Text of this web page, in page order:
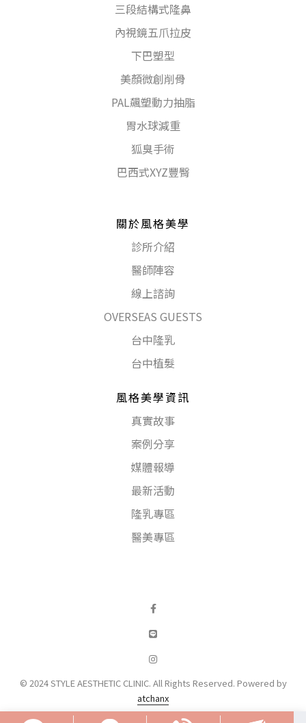
三段結構式隆鼻
內視鏡五爪拉皮
下巴塑型
美顏微創削骨
PAL飆塑動力抽脂
胃水球減重
狐臭手術
巴西式XYZ豐臀
關於風格美學
診所介紹
醫師陣容
線上諮詢
OVERSEAS GUESTS
台中隆乳
台中植髮
風格美學資訊
真實故事
案例分享
媒體報導
最新活動
隆乳專區
醫美專區
© 2024 STYLE AESTHETIC CLINIC. All Rights Reserved. Powered by
atchanx